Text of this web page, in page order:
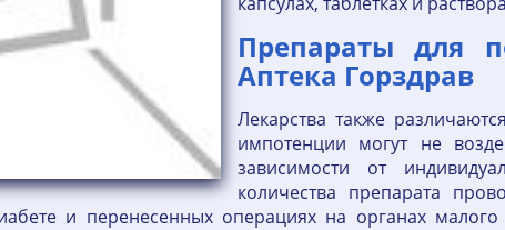
Препараты для
Аптека Горздрав
Лекарства также
импотенции могут не
зависимости от
количества препарата
и перенесенных операциях на органах